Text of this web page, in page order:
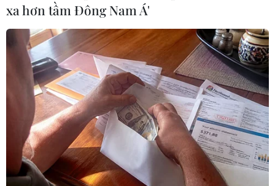
thí nghiệm và 10 nhà máy đang thí nghiệm
xong chờ COD.
Đối với nguồn nhiệt điện than miền Bắc, EVN
cho biết, nguồn nhiên liệu than cho sản xuất
được đảm bảo. Tổng sự cố dài ngày 2.100 MW,
tổng sự cố ngắn ngày 300 MW.
Mức nước về các hồ thuỷ điện phía Bắc khả
quan hơn. Cụ thể, nước về (m3/s): Lai Châu =
422, Sơn La = 424, Hòa Bình = 210, Bản Chát =
xa hơn tầm Đông Nam Á'